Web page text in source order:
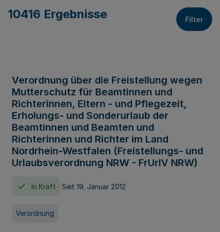
10416 Ergebnisse Filter
Verordnung über die Freistellung wegen
Mutterschutz für Beamtinnen und
Richterinnen, Eltern - und Pflegezeit,
Erholungs- und Sonderurlaub der
Beamtinnen und Beamten und
Richterinnen und Richter im Land
Nordrhein-Westfalen (Freistellungs- und
Urlaubsverordnung NRW - FrUrlV NRW)
In Kraft Seit 19. Januar 2012
Verordnung